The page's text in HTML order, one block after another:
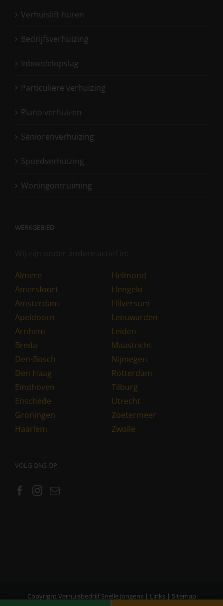
Verhuislift huren
Bedrijfsverhuizing
Inboedelopslag
Particuliere verhuizing
Piano verhuizen
Seniorenverhuizing
Spoedverhuizing
Woningontruiming
WERKGEBIED
Almere
Amersfoort
Amsterdam
Apeldoorn
Arnhem
Breda
Den-Bosch
Den Haag
Eindhoven
Enschede
Groningen
Haarlem
Helmond
Hengelo
Hilversum
Leeuwarden
Leiden
Maastricht
Nijmegen
Rotterdam
Tilburg
Utrecht
Zoetermeer
Zwolle
VOLG ONS OP
Copyright Verhuisbedrijf Snelle Jongens | Links| Sitemap